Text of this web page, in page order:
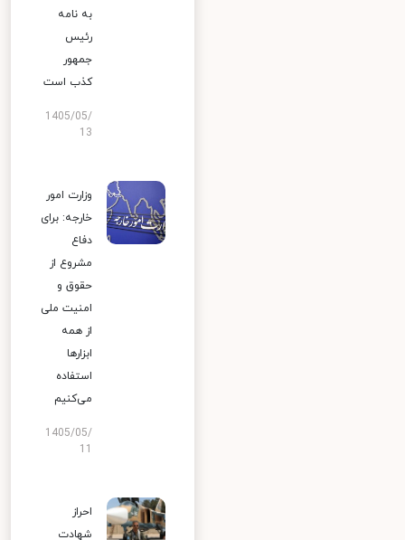
به نامه
رئیس
جمهور
کذب است
1405/05/
13
وزارت امور
خارجه: برای
دفاع
مشروع از
حقوق و
امنیت ملی
از همه
ابزارها
استفاده
می‌کنیم
1405/05/
احراز
شهادت